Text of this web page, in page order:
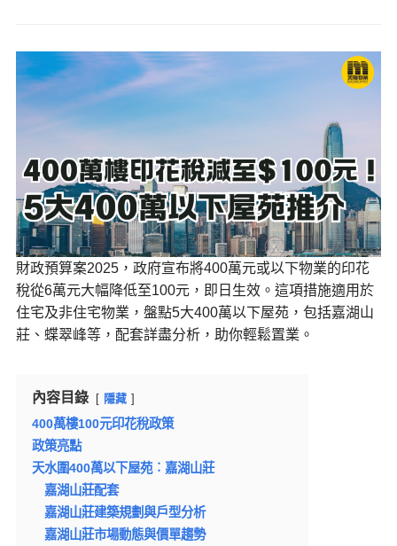
財政預算案2025，政府宣布將400萬元或以下物業的印花
稅從6萬元大幅降低至100元，即日生效。這項措施適用於
住宅及非住宅物業，盤點5大400萬以下屋苑，包括嘉湖山
莊、蝶翠峰等，配套詳盡分析，助你輕鬆置業。
內容目錄 隱藏
400萬樓100元印花稅政策
政策亮點
天水圍400萬以下屋苑︰嘉湖山莊
嘉湖山莊配套
嘉湖山莊建築規劃與戶型分析
嘉湖山莊市場動態與價單趨勢